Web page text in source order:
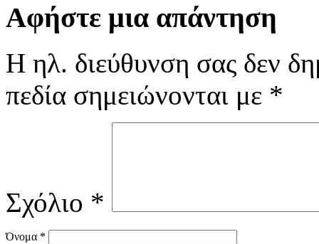
Αφήστε μια απάντηση
Η ηλ. διεύθυνση σας δεν
πεδία σημειώνονται με *
Σχόλιο *
Όνομα *